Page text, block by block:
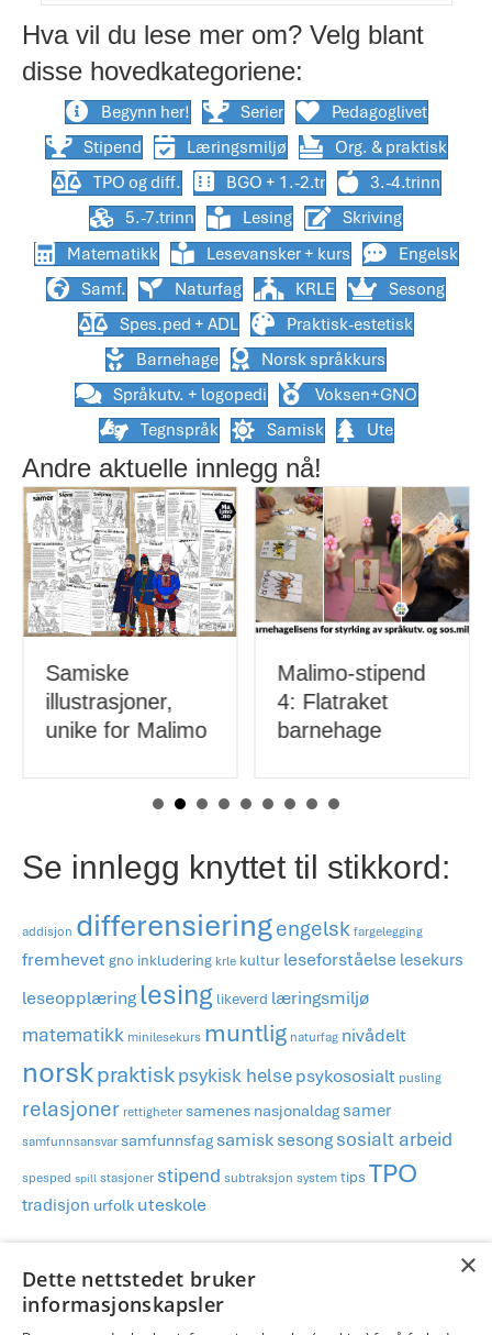
Hva vil du lese mer om? Velg blant
disse hovedkategoriene:
Begynn her! Serier
Pedagoglivet
Stipend
Læringsmiljø
Org. & praktisk
TPO og diff.
BGO + 1.-2.tr
3.-4.trinn
5.-7.trinn
Lesing
Skriving
Matematikk
Lesevansker + kurs
Engelsk
Samf.
Naturfag KRLE
Sesong
Spes.ped + ADL
Praktisk-estetisk
Barnehage
Norsk språkkurs
Språkutv. + logopedi
Voksen+GNO
Tegnspråk
Samisk Ute
Andre aktuelle innlegg nå!
Samiske
illustrasjoner,
unike for Malimo
Malimo-stipend
4: Flatraket
barnehage
Se innlegg knyttet til stikkord:
addisjon differensieringengelsk fargelegging
fremhevet gno inkludering krle kultur leseforståelse lesekurs
leseopplæring lesing likeverd læringsmiljø
matematikk minilesekurs muntlig naturfag nivådelt
norskpraktiskpsykisk helse psykososialt pusling
relasjoner rettigheter samenes nasjonaldag samer
samfunnsansvar samfunnsfag samisk sesong sosialt arbeid
spesped spill stasjoner stipend subtraksjon system tips TPO
tradisjon urfolk uteskole
differensiering,Voksenopplæringog merket
klasseromsdekor,minoritetsspråk
ukrainsk
×
Dette nettstedet bruker
informasjonskapsler